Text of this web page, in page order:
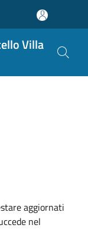
Villa
aggiornati
nel